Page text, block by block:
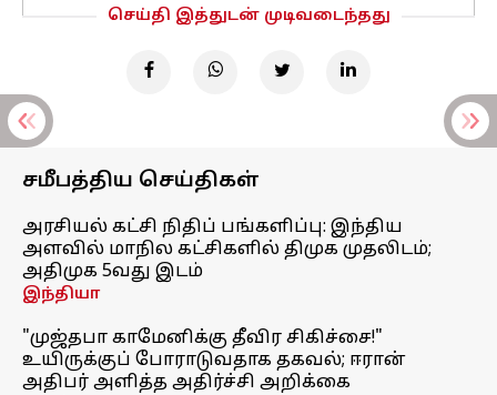
செய்தி இத்துடன் முடிவடைந்தது
சமீபத்திய செய்திகள்
அரசியல் கட்சி நிதிப் பங்களிப்பு: இந்திய
அளவில் மாநில கட்சிகளில் திமுக முதலிடம்;
அதிமுக 5வது இடம்
இந்தியா
"முஜ்தபா காமேனிக்கு தீவிர சிகிச்சை!"
உயிருக்குப் போராடுவதாக தகவல்; ஈரான்
அதிபர் அளித்த அதிர்ச்சி அறிக்கை